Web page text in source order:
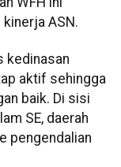
ASN.
kedinasan
aktif sehingga
baik. Di sisi
SE, daerah
pengendalian